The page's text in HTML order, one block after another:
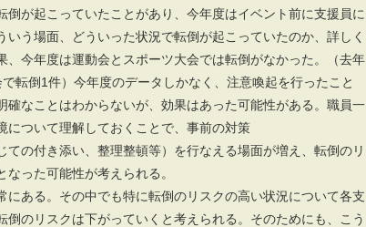
倒が起こっていたことがあり、今年度はイベント前に支援員に
う場面、どういった状況で転倒が起こっていたのか、詳しく
、今年度は運動会とスポーツ大会では転倒がなかった。（去年
転倒1件）今年度のデータしかなく、注意喚起を行ったこと
確なことはわからないが、効果はあった可能性がある。職員一
について理解しておくことで、事前の対策
ての付き添い、整理整頓等）を行なえる場面が増え、転倒のリ
った可能性が考えられる。
にある。その中でも特に転倒のリスクの高い状況について各支
のリスクは下がっていくと考えられる。そのためにも、こう